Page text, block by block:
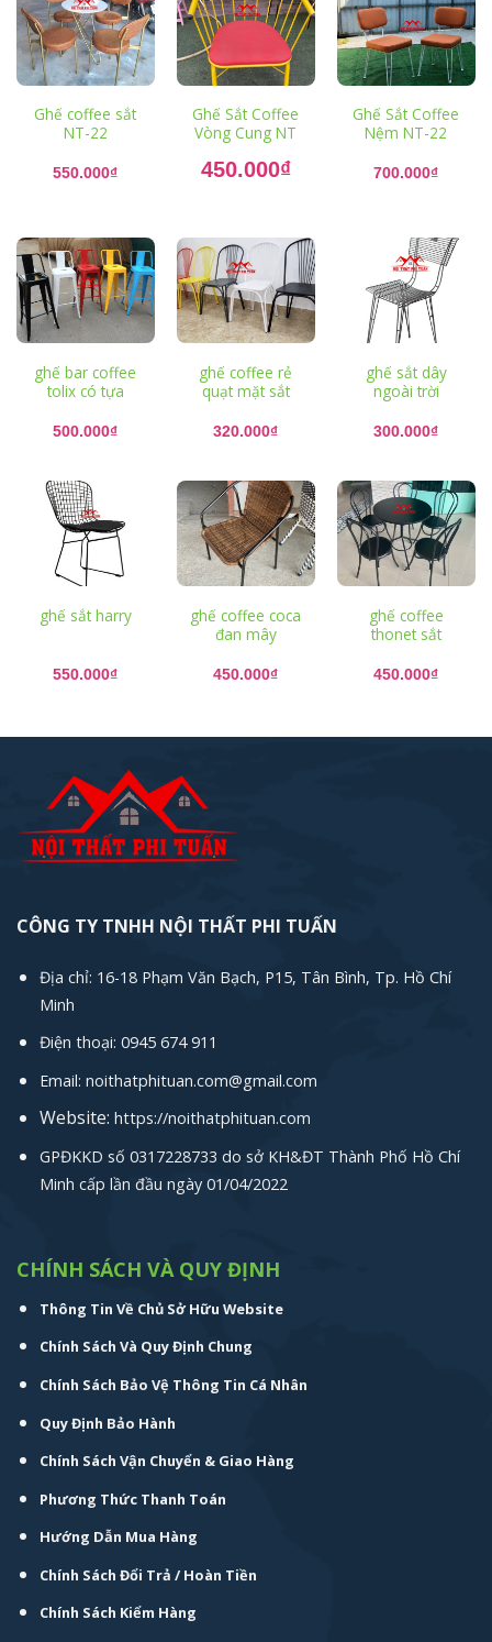
Ghế coffee sắt
NT-22
550.000₫
Ghế Sắt Coffee
Vòng Cung NT
Giá
gốc
450.000₫
450.000₫.
Ghế Sắt Coffee
Nệm NT-22
700.000₫
ghế bar coffee
tolix có tựa
500.000₫
ghế coffee rẻ
quạt mặt sắt
320.000₫
ghế sắt dây
ngoài trời
300.000₫
ghế sắt harry
550.000₫
ghế coffee coca
đan mây
450.000₫
ghế coffee
thonet sắt
450.000₫
CÔNG TY TNHH NỘI THẤT PHI TUẤN
Địa chỉ: 16-18 Phạm Văn Bạch, P15, Tân Bình, Tp. Hồ Chí
Minh
Điện thoại: 0945 674 911
Email: noithatphituan.com@gmail.com
Website: https://noithatphituan.com
GPĐKKD số 0317228733 do sở KH&ĐT Thành Phố Hồ Chí
Minh cấp lần đầu ngày 01/04/2022
CHÍNH SÁCH VÀ QUY ĐỊNH
Thông Tin Về Chủ Sở Hữu Website
Chính Sách Và Quy Định Chung
Chính Sách Bảo Vệ Thông Tin Cá Nhân
Quy Định Bảo Hành
Chính Sách Vận Chuyển & Giao Hàng
Phương Thức Thanh Toán
Hướng Dẫn Mua Hàng
Chính Sách Đổi Trả / Hoàn Tiền
Chính Sách Kiểm Hàng